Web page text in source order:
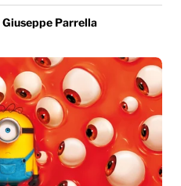
Giuseppe Parrella